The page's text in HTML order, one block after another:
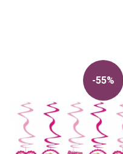
-55%